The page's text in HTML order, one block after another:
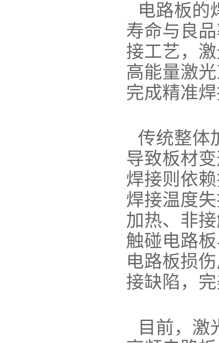
电路板的
寿命与良
接工艺，
高能量激
完成精准
传统整体
导致板材
焊接则依
焊接温度
加热、非
触碰电路
电路板损
接缺陷，
目前，激